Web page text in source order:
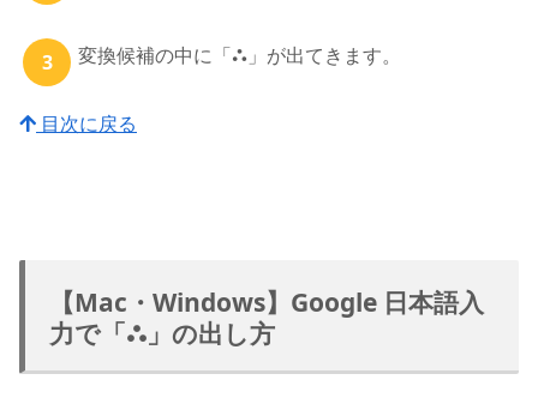
変換候補の中に「⛬」が出てきます。
目次に戻る
【Mac・Windows】Google 日本語入
力で「⛬」の出し方